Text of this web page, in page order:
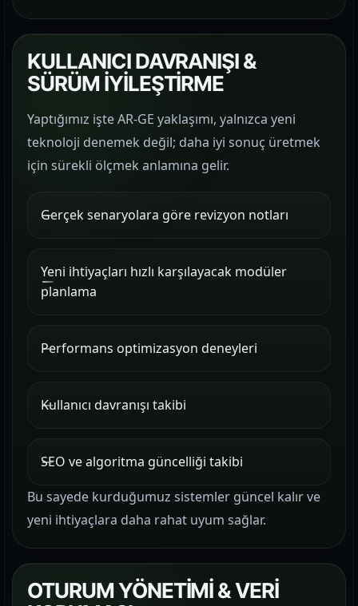
KULLANICI DAVRANIŞI &
SÜRÜM İYİLEŞTİRME
Yaptığımız işte AR-GE yaklaşımı, yalnızca yeni
teknoloji denemek değil; daha iyi sonuç üretmek
için sürekli ölçmek anlamına gelir.
Gerçek senaryolara göre revizyon notları
Yeni ihtiyaçları hızlı karşılayacak modüler
planlama
Performans optimizasyon deneyleri
Kullanıcı davranışı takibi
SEO ve algoritma güncelliği takibi
Bu sayede kurduğumuz sistemler güncel kalır ve
yeni ihtiyaçlara daha rahat uyum sağlar.
OTURUM YÖNETİMİ & VERİ